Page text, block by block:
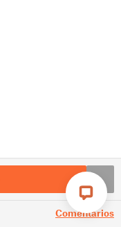
Comentarios